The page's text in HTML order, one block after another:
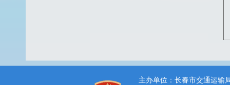
主办单位：长春市交通运输